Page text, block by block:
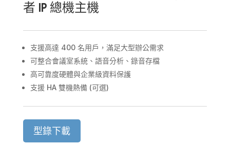
者 IP 總機主機
支援高達 400 名用戶，滿足大型辦公需求
可整合會議室系統、語音分析、錄音存檔
高可靠度硬體與企業級資料保護
支援 HA 雙機熱備 (可選)
型錄下載